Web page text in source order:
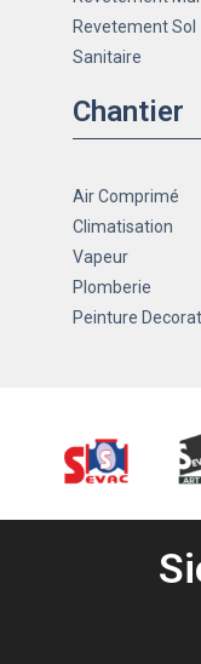
Revetement Sol
Sanitaire
Chantier
Air Comprimé
Climatisation
Vapeur
Plomberie
Peinture